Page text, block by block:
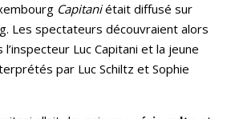
Capitaniétait diffusé sur
Les spectateurs découvraient alors
Luc Capitani et la jeune
par Luc Schiltz et Sophie